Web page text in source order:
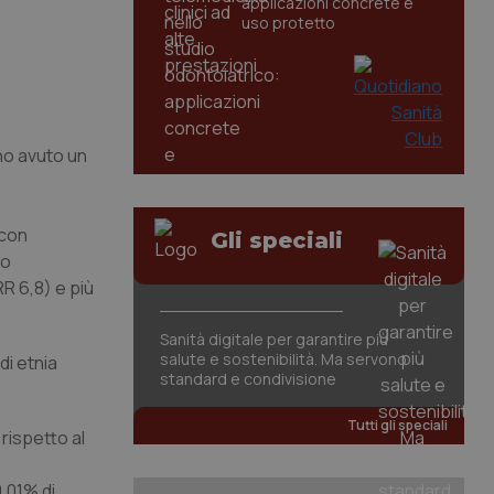
avuto un
6,8) e più
etnia
rispetto al
uso protetto
Gli speciali
Sanità digitale per garantire più
salute e sostenibilità. Ma servono
standard e condivisione
Tutti gli speciali